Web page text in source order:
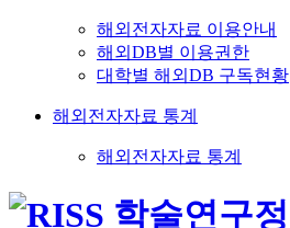
해외전자자료 이용안내
해외DB별 이용권한
대학별 해외DB 구독현황
해외전자자료 통계
해외전자자료 통계